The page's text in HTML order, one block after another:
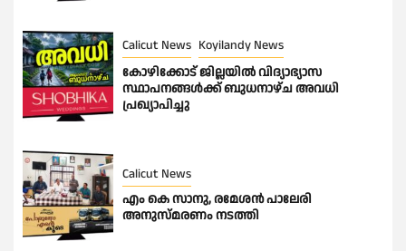
Calicut News Koyilandy News
കോഴിക്കോട് ജില്ലയിൽ വിദ്യാഭ്യാസ
സ്ഥാപനങ്ങൾക്ക് ബുധനാഴ്ച അവധി
പ്രഖ്യാപിച്ചു
Calicut News
എം കെ സാനു, രമേശൻ പാലേരി
അനുസ്മരണം നടത്തി